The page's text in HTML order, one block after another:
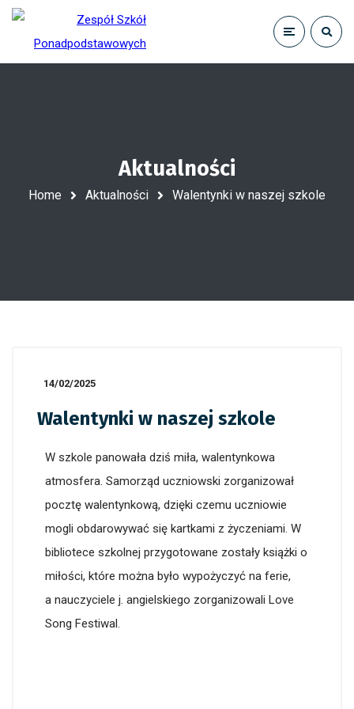
Aktualności
Home Aktualności Walentynki w naszej szkole
14/02/2025
Walentynki w naszej szkole
W szkole panowała dziś miła, walentynkowa
atmosfera. Samorząd uczniowski zorganizował
pocztę walentynkową, dzięki czemu uczniowie
mogli obdarowywać się kartkami z życzeniami. W
bibliotece szkolnej przygotowane zostały książki o
miłości, które można było wypożyczyć na ferie,
a nauczyciele j. angielskiego zorganizowali Love
Song Festiwal.